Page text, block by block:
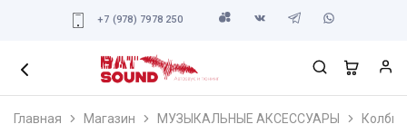
+7 (978) 7978 250
Главная Магазин МУЗЫКАЛЬНЫЕ АКСЕССУАРЫ Колбы